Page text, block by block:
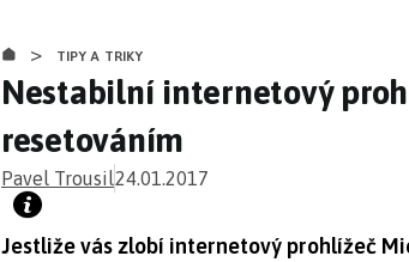
> TIPY A TRIKY
Nestabilní internetový
resetováním
Pavel Trousil24.01.2017
Jestliže vás zlobí internetový prohlížeč